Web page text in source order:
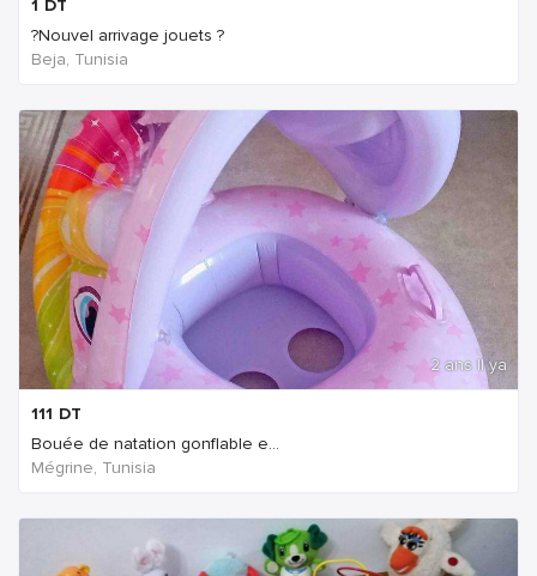
1 DT
?Nouvel arrivage jouets ?
Beja, Tunisia
2 ans Il ya
111 DT
Bouée de natation gonflable e...
Mégrine, Tunisia